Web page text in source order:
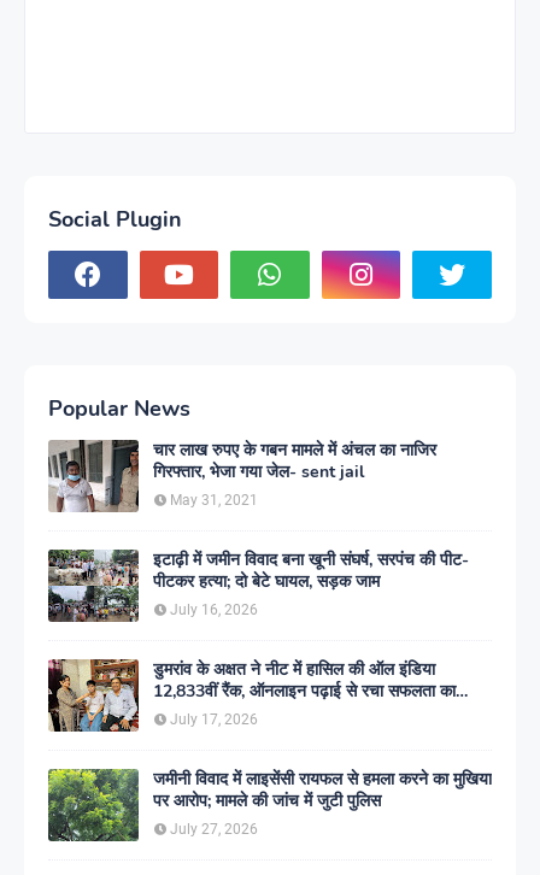
Social Plugin
Popular News
चार लाख रुपए के गबन मामले में अंचल का नाजिर
गिरफ्तार, भेजा गया जेल- sent jail
May 31, 2021
इटाढ़ी में जमीन विवाद बना खूनी संघर्ष, सरपंच की पीट-
पीटकर हत्या; दो बेटे घायल, सड़क जाम
July 16, 2026
डुमरांव के अक्षत ने नीट में हासिल की ऑल इंडिया
12,833वीं रैंक, ऑनलाइन पढ़ाई से रचा सफलता का
इतिहास
July 17, 2026
जमीनी विवाद में लाइसेंसी रायफल से हमला करने का मुखिया
पर आरोप; मामले की जांच में जुटी पुलिस
July 27, 2026